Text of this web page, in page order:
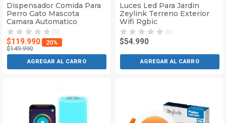
Dispensador Comida Para
Perro Gato Mascota
Camara Automatico
(0)
$119.990
$149.990
20%
AGREGAR AL CARRO
Luces Led Para Jardin
Zeylink Terreno Exterior
Wifi Rgbic
(0)
$54.990
AGREGAR AL CARRO